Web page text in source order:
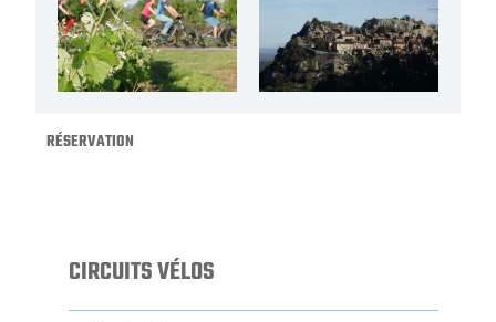
RÉSERVATION
CIRCUITS VÉLOS